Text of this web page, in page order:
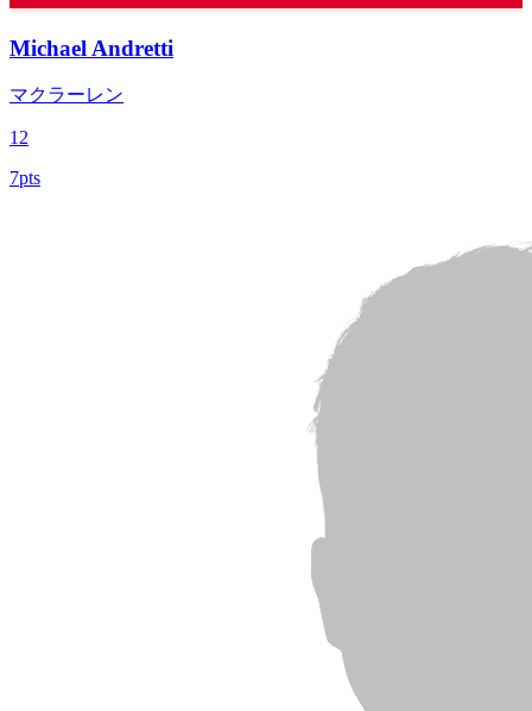
Michael Andretti
マクラーレン
12
7pts